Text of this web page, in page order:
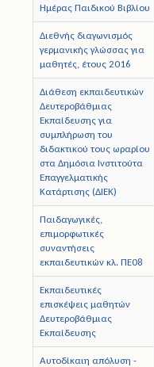
Πολιτική Προστασία
Ηλεκτρονικές Υπηρεσίες
Επικοινωνία
Ημέρας Παιδικού Βιβλίου
Διεθνής διαγωνισμός
γερμανικής γλώσσας για
μαθητές, έτους 2016
Διάθεση εκπαιδευτικών
Δευτεροβάθμιας
Εκπαίδευσης για
συμπλήρωση του
διδακτικού τους ωραρίου
στα Δημόσια Ινστιτούτα
Επαγγελματικής
Κατάρτισης (ΔΙΕΚ)
Παιδαγωγικές,
επιμορφωτικές
συναντήσεις
εκπαιδευτικών κλ. ΠΕ08
Εκπαιδευτικές
επισκέψεις μαθητών
Δευτεροβάθμιας
Εκπαίδευσης
Αυτοδίκαιη απόλυση -